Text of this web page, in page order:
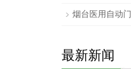
烟台医用自动门
最新新闻